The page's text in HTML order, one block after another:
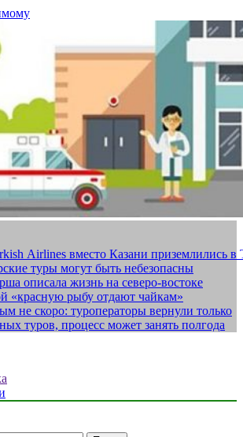
Airlines вместо Казани приземлились в
туры могут быть небезопасны
описала жизнь на северо-востоке
«красную рыбу отдают чайкам»
не скоро: туроператоры вернули только
туров, процесс может занять полгода